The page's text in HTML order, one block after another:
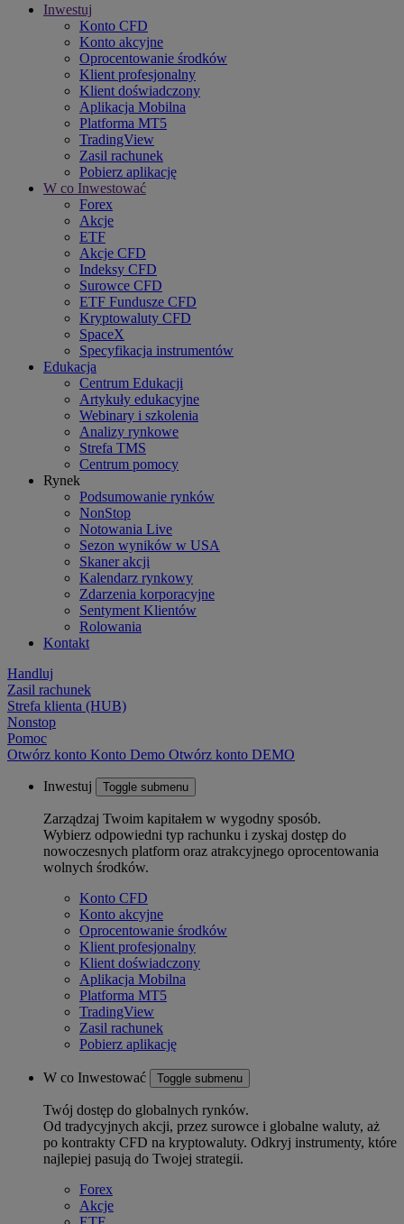
Inwestuj
Konto CFD
Konto akcyjne
Oprocentowanie środków
Klient profesjonalny
Klient doświadczony
Aplikacja Mobilna
Platforma MT5
TradingView
Zasil rachunek
Pobierz aplikację
W co Inwestować
Forex
Akcje
ETF
Akcje CFD
Indeksy CFD
Surowce CFD
ETF Fundusze CFD
Kryptowaluty CFD
SpaceX
Specyfikacja instrumentów
Edukacja
Centrum Edukacji
Artykuły edukacyjne
Webinary i szkolenia
Analizy rynkowe
Strefa TMS
Centrum pomocy
Rynek
Podsumowanie rynków
NonStop
Notowania Live
Sezon wyników w USA
Skaner akcji
Kalendarz rynkowy
Zdarzenia korporacyjne
Sentyment Klientów
Rolowania
Kontakt
Handluj
Zasil rachunek
Strefa klienta (HUB)
Nonstop
Pomoc
Otwórz konto Konto Demo Otwórz konto DEMO
Inwestuj Toggle submenu
Zarządzaj Twoim kapitałem w wygodny sposób.
Wybierz odpowiedni typ rachunku i zyskaj dostęp do
nowoczesnych platform oraz atrakcyjnego oprocentowania
wolnych środków.
Konto CFD
Konto akcyjne
Oprocentowanie środków
Klient profesjonalny
Klient doświadczony
Aplikacja Mobilna
Platforma MT5
TradingView
Zasil rachunek
Pobierz aplikację
W co Inwestować Toggle submenu
Twój dostęp do globalnych rynków.
Od tradycyjnych akcji, przez surowce i globalne waluty, aż
po kontrakty CFD na kryptowaluty. Odkryj instrumenty, które
najlepiej pasują do Twojej strategii.
Forex
Akcje